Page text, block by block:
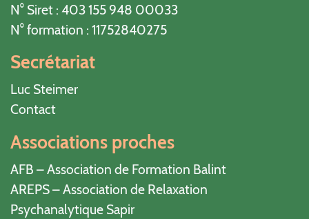
N° Siret : 403 155 948 00033
N° formation : 11752840275
Secrétariat
Luc Steimer
Contact
Associations proches
AFB – Association de Formation Balint
AREPS – Association de Relaxation
Psychanalytique Sapir